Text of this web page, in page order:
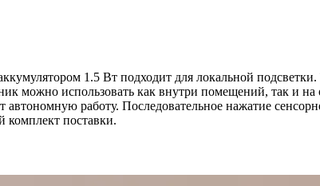
1.5 Вт подходит для локальной
можно использовать как внутри помещений, так и
работу. Последовательное нажатие
комплект поставки.